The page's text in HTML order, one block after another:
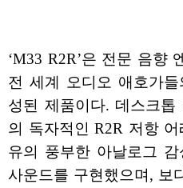
‘M33 R2R’은 전문 음향
전 세계 오디오 애호가
성된 제품이다. 데스크
의 독자적인 R2R 저항
유의 풍부한 아날로그
사운드를 구현했으며, 보